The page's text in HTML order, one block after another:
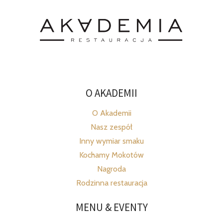
O AKADEMII
O Akademii
Nasz zespół
Inny wymiar smaku
Kochamy Mokotów
Nagroda
Rodzinna restauracja
MENU & EVENTY